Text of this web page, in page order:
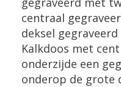
centraal
deksel gegraveerd
Kalkdoos met
onderzijde een
onderop de grote